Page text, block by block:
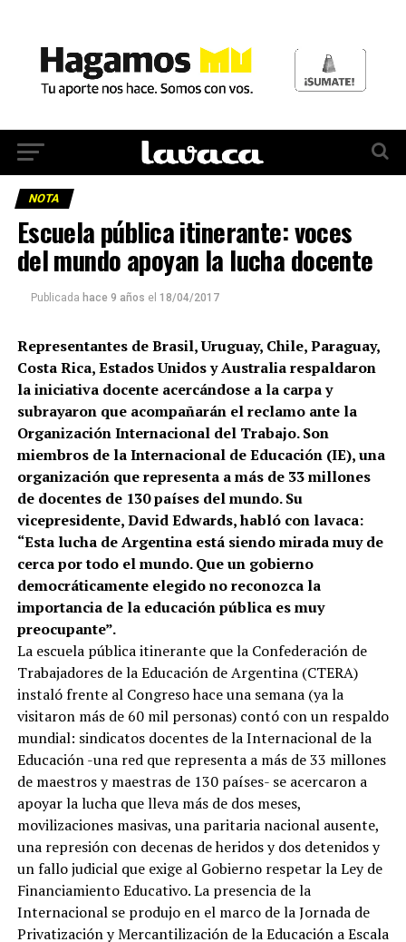
NOTA
Escuela pública itinerante: voces
del mundo apoyan la lucha docente
Publicada hace 9 años el 18/04/2017
Representantes de Brasil, Uruguay, Chile, Paraguay,
Costa Rica, Estados Unidos y Australia respaldaron
la iniciativa docente acercándose a la carpa y
subrayaron que acompañarán el reclamo ante la
Organización Internacional del Trabajo. Son
miembros de la Internacional de Educación (IE), una
organización que representa a más de 33 millones
de docentes de 130 países del mundo. Su
vicepresidente, David Edwards, habló con lavaca:
“Esta lucha de Argentina está siendo mirada muy de
cerca por todo el mundo. Que un gobierno
democráticamente elegido no reconozca la
importancia de la educación pública es muy
preocupante”.
La escuela pública itinerante que la Confederación de
Trabajadores de la Educación de Argentina (CTERA)
instaló frente al Congreso hace una semana (ya la
visitaron más de 60 mil personas) contó con un respaldo
mundial: sindicatos docentes de la Internacional de la
Educación -una red que representa a más de 33 millones
de maestros y maestras de 130 países- se acercaron a
apoyar la lucha que lleva más de dos meses,
movilizaciones masivas, una paritaria nacional ausente,
una represión con decenas de heridos y dos detenidos y
un fallo judicial que exige al Gobierno respetar la Ley de
Financiamiento Educativo. La presencia de la
Internacional se produjo en el marco de la Jornada de
Privatización y Mercantilización de la Educación a Escala